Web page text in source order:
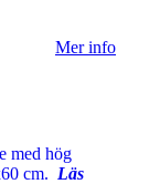
Mer info
med hög
cm. Läs